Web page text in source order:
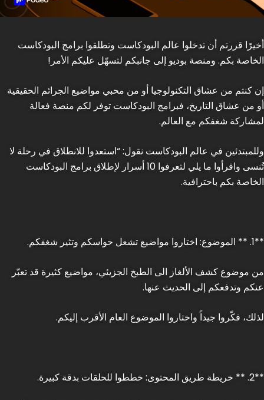
أخيرًا قررتم أن تدخلوا عالم البودكاست وتطلقوا برامج البودكاست
الخاصة بكم. ومنصة بوديو إلى جانبكم لتسهّل عليكم الأمر!
إن كنتم من عشاق التكنولوجيا أو من محبي مواضيع الجرائم الحقيقية
أو من عشاق التاريخ، فبرامج البودكاست توفر لكم منصة فعالة
لمشاركة شغفكم مع العالم.
وللمبتدئين في عالم البودكاست نقول: “استعدوا للانطلاق في رحلة لا
تُنسى واقرأوا ما يلي لتعرفوا 10 أسرار لإطلاق برامج البودكاست
الخاصة بكم باحترافية.
**1. ** الموضوع: اختاروا مواضيع تشعل حواسكم وتثير شغفكم.
من موضوع كشف الألغاز الى الطبخ الجزيئي، مواضيع كثيرة قد تعبّر
عنكم وتدفعكم إلى الحديث عنها.
لذلك، فكّروا جيداً واختاروا الموضوع العام الأقرب إليكم.
**2. ** خريطة طريق المحتوى: خططوا للحلقات بدقة كبيرة.